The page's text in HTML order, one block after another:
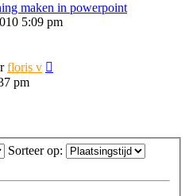
maken in powerpoint
5:09 pm
floris v
pm
Sorteer op: